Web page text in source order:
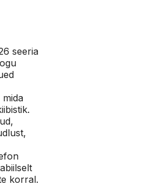
seeria
korral.